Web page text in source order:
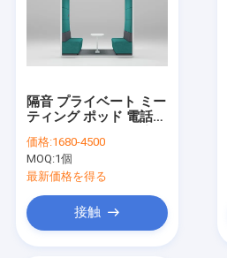
隔音 プライベート ミー
ティング ポッド 電話
ド オフィス用
価格:1680-4500
MOQ:1個
最新価格を得る
接触